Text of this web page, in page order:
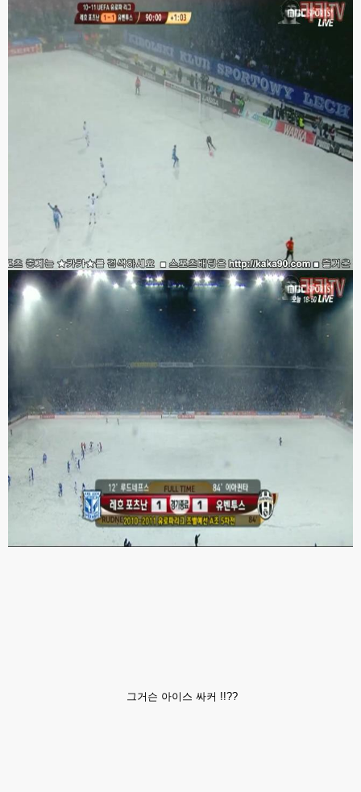
그거슨 아이스 싸커 !!??